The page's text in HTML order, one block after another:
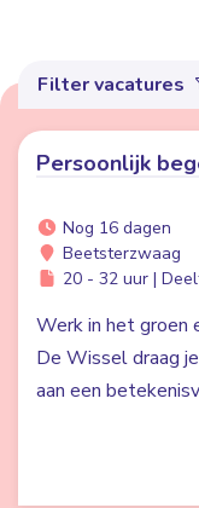
Filter vacatures
Persoonlijk
Nog 16 dagen
Beetsterzwaag
20 - 32 uur |
Werk in het groen
De Wissel draag
aan een